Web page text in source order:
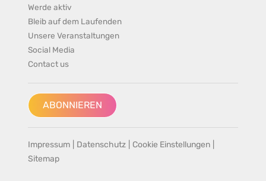
Werde aktiv
Bleib auf dem Laufenden
Unsere Veranstaltungen
Social Media
Contact us
ABONNIEREN
Impressum Datenschutz Cookie Einstellungen
Sitemap